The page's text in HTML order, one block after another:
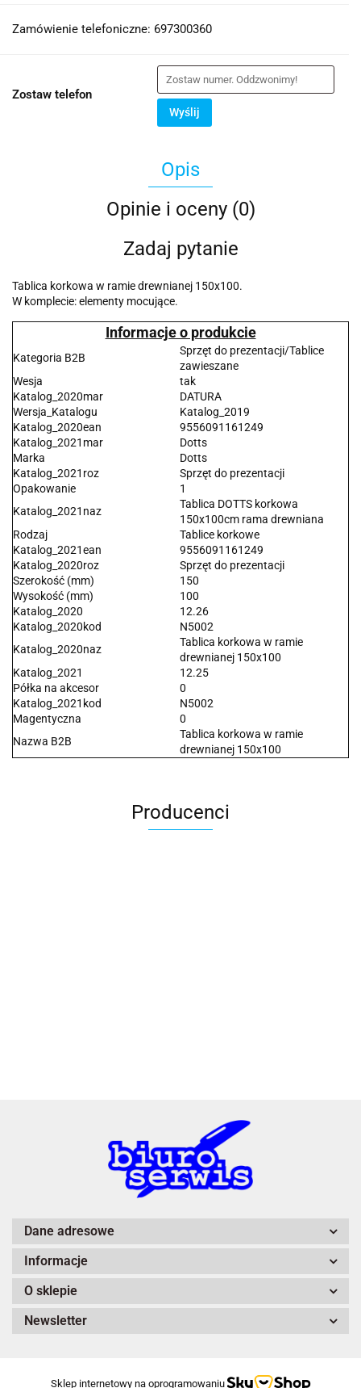
Zamówienie telefoniczne: 697300360
Zostaw telefon
Wyślij
Opis
Opinie i oceny (0)
Zadaj pytanie
Tablica korkowa w ramie drewnianej 150x100.
W komplecie: elementy mocujące.
Informacje o produkcie
Kategoria B2B
Sprzęt do prezentacji/Tablice
zawieszane
Wesja
tak
Katalog_2020mar
DATURA
Wersja_Katalogu
Katalog_2019
Katalog_2020ean
9556091161249
Katalog_2021mar
Dotts
Marka
Dotts
Katalog_2021roz
Sprzęt do prezentacji
Opakowanie
1
Katalog_2021naz
Tablica DOTTS korkowa
150x100cm rama drewniana
Rodzaj
Tablice korkowe
Katalog_2021ean
9556091161249
Katalog_2020roz
Sprzęt do prezentacji
Szerokość (mm)
150
Wysokość (mm)
100
Katalog_2020
12.26
Katalog_2020kod
N5002
Katalog_2020naz
Tablica korkowa w ramie
drewnianej 150x100
Katalog_2021
12.25
Półka na akcesor
0
Katalog_2021kod
N5002
Magentyczna
0
Nazwa B2B
Tablica korkowa w ramie
drewnianej 150x100
Producenci
A4 Tech
Dane adresowe
Informacje
O sklepie
Newsletter
Sklep internetowy na oprogramowaniu